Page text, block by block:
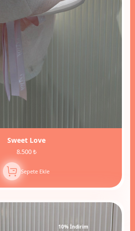
Sweet Love
8.500 ₺
Sepete Ekle
10% İndirim